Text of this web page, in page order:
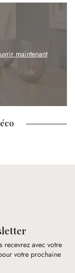
maintenant
recevrez avec votre
votre prochaine